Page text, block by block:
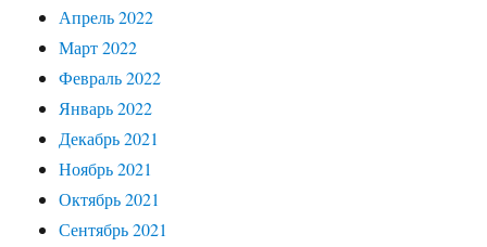
Апрель 2022
Март 2022
Февраль 2022
Январь 2022
Декабрь 2021
Ноябрь 2021
Октябрь 2021
Сентябрь 2021